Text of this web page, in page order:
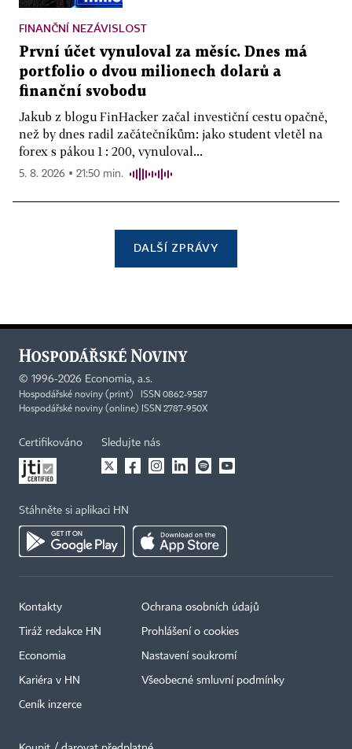
FINANČNÍ NEZÁVISLOST
První účet vynuloval za měsíc. Dnes má
portfolio o dvou milionech dolarů a
finanční svobodu
Jakub z blogu FinHacker začal investiční cestu opačně,
než by dnes radil začátečníkům: jako student vletěl na
forex s pákou 1 : 200, vynuloval...
5. 8. 2026 ▪ 21:50 min.
DALŠÍ ZPRÁVY
© 1996-2026 Economia, a.s.
Hospodářské noviny (print) ISSN 0862-9587
Hospodářské noviny (online) ISSN 2787-950X
Certifikováno Sledujte nás
Stáhněte si aplikaci HN
Kontakty
Tiráž redakce HN
Economia
Kariéra v HN
Ceník inzerce
Ochrana osobních údajů
Prohlášení o cookies
Nastavení soukromí
Všeobecné smluvní podmínky